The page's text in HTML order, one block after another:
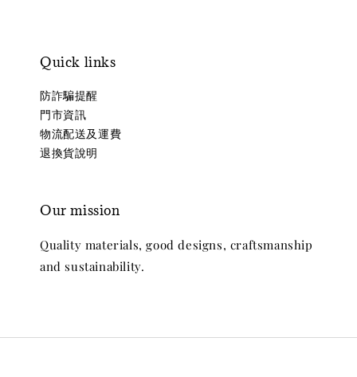
Quick links
防詐騙提醒
門市資訊
物流配送及運費
退換貨說明
Our mission
Quality materials, good designs, craftsmanship
and sustainability.